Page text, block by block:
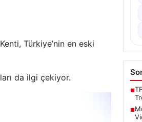
Türkiye’nin en eski
da ilgi çekiyor.
■
■